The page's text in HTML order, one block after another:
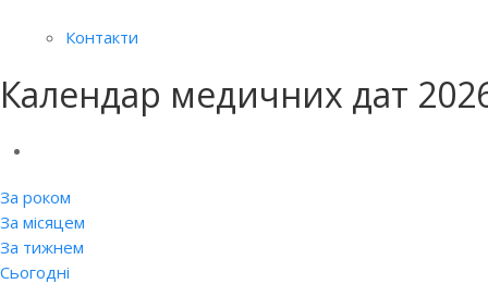
Контакти
Календар медичних дат
За роком
За місяцем
За тижнем
Сьогодні